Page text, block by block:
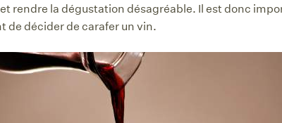
rendre la dégustation désagréable. Il est donc
de décider de carafer un vin.